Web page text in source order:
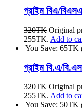
প্রাইম বিএ/
320TK Original
255TK. Add to
You Save: 65TK
প্রাইম বি.এ/
320TK Original
255TK. Add to
You Save: 50TK